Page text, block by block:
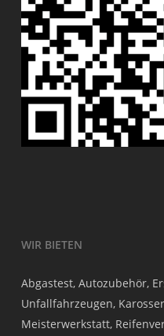
WIR BIETEN
Abgastest, Autozubehör,
Unfallfahrzeugen,
Meisterwerkstatt,